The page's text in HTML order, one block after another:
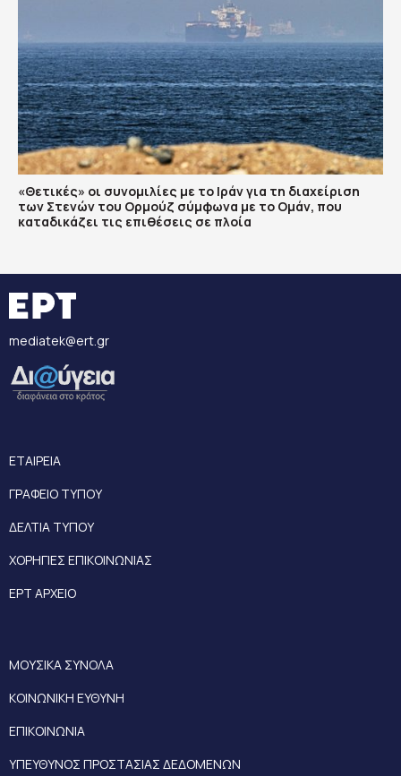
«Θετικές» οι συνομιλίες με το Ιράν για τη διαχείριση
των Στενών του Ορμούζ σύμφωνα με το Ομάν, που
καταδικάζει τις επιθέσεις σε πλοία
mediatek@ert.gr
ΕΤΑΙΡΕΙΑ
ΓΡΑΦΕΙΟ ΤΥΠΟΥ
ΔΕΛΤΙΑ ΤΥΠΟΥ
ΧΟΡΗΓΙΕΣ ΕΠΙΚΟΙΝΩΝΙΑΣ
ΕΡΤ ΑΡΧΕΙΟ
ΜΟΥΣΙΚΑ ΣΥΝΟΛΑ
ΚΟΙΝΩΝΙΚΗ ΕΥΘΥΝΗ
ΕΠΙΚΟΙΝΩΝΙΑ
ΥΠΕΥΘΥΝΟΣ ΠΡΟΣΤΑΣΙΑΣ ΔΕΔΟΜΕΝΩΝ